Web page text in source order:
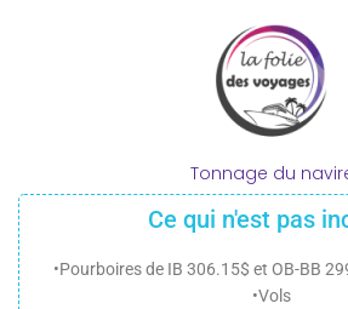
Tonnage du
Ce qui n'est pas
•Pourboires de IB 306.15$ et OB-BB
•Vols